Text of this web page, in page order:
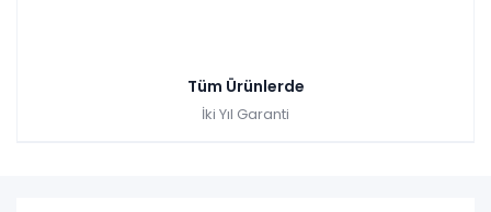
Tüm Ürünlerde
İki Yıl Garanti